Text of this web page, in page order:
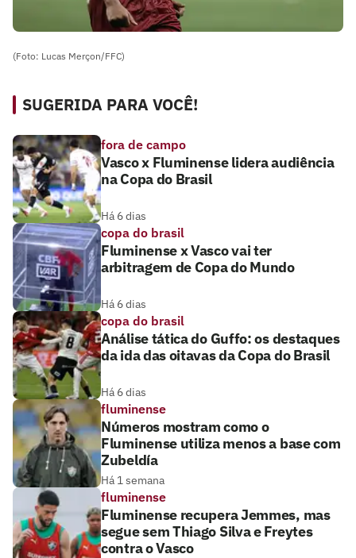
(Foto: Lucas Merçon/FFC)
SUGERIDA PARA VOCÊ!
fora de campo
Vasco x Fluminense lidera audiência
na Copa do Brasil
Há 6 dias
copa do brasil
Fluminense x Vasco vai ter
arbitragem de Copa do Mundo
Há 6 dias
copa do brasil
Análise tática do Guffo: os destaques
da ida das oitavas da Copa do Brasil
Há 6 dias
fluminense
Números mostram como o
Fluminense utiliza menos a base com
Zubeldía
Há 1 semana
fluminense
Fluminense recupera Jemmes, mas
segue sem Thiago Silva e Freytes
contra o Vasco